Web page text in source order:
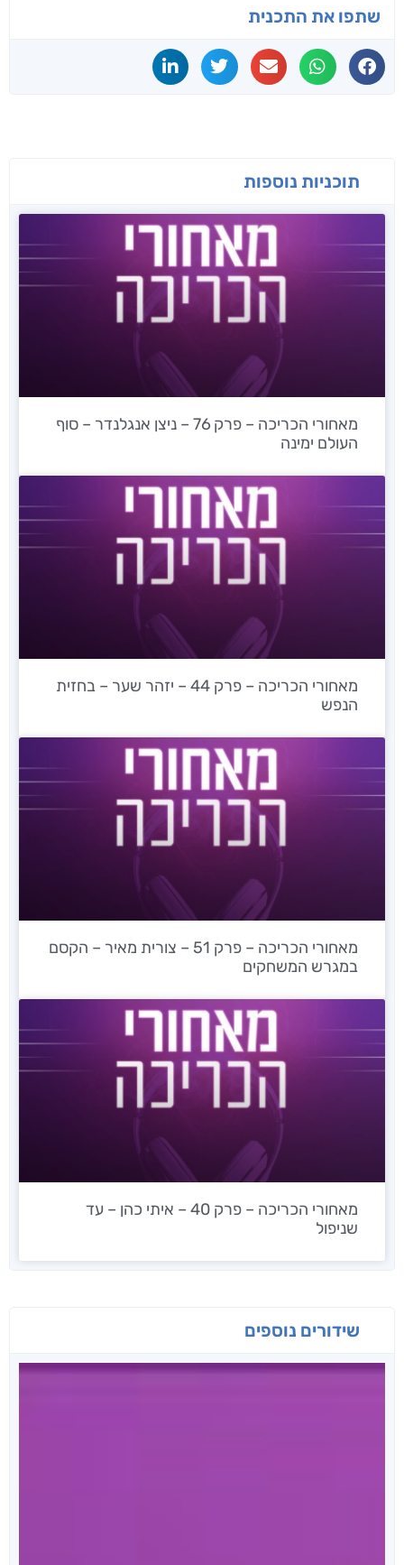
שתפו את התכנית
תוכניות נוספות
מאחורי הכריכה – פרק 76 – ניצן אנגלנדר – סוף
העולם ימינה
מאחורי הכריכה – פרק 44 – יזהר שער – בחזית
הנפש
מאחורי הכריכה – פרק 51 – צורית מאיר – הקסם
במגרש המשחקים
מאחורי הכריכה – פרק 40 – איתי כהן – עד
שניפול
שידורים נוספים